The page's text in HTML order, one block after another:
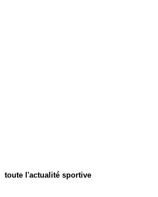
toute l'actualité sportive